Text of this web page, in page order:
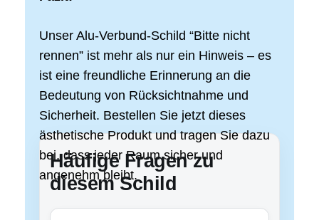
Unser Alu-Verbund-Schild “Bitte nicht
rennen” ist mehr als nur ein Hinweis – es
ist eine freundliche Erinnerung an die
Bedeutung von Rücksichtnahme und
Sicherheit. Bestellen Sie jetzt dieses
ästhetische Produkt und tragen Sie dazu
bei, dass jeder Raum sicher und
angenehm bleibt.
Häufige Fragen zu
diesem Schild